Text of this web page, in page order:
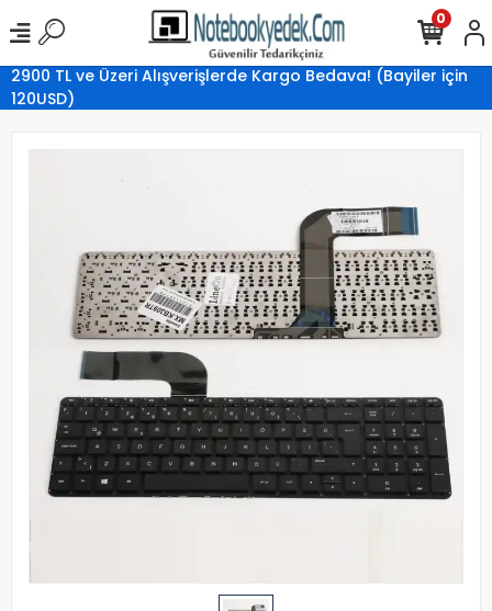
2900 TL ve Üzeri Alışverişlerde Kargo Bedava! (Bayiler için
120USD)
0